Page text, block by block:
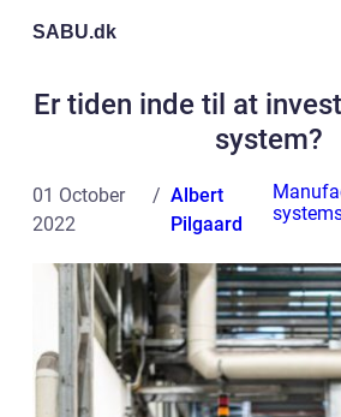
SABU.dk
Er tiden inde til at
system?
01 October
2022
Albert
Pilgaard